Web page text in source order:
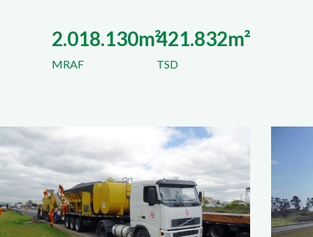
2.018.130m²
MRAF
421.832m²
TSD